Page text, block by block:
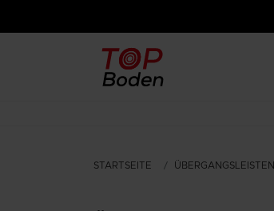
STARTSEITE ÜBERGANGSLEISTEN